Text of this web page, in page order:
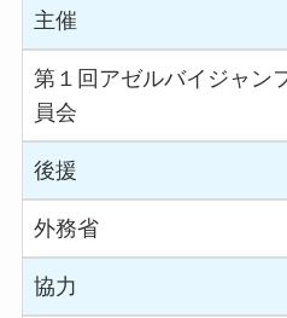
主催
第１回アゼルバイジャン
員会
後援
外務省
協力